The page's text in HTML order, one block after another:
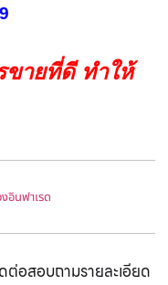
ขายที่ดี ทำให้
อินฟาเรด
อสอบถามรายละเอียด